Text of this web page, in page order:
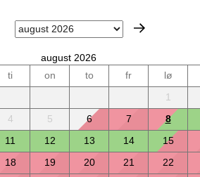
august 2026
ti on to fr lø
1
4 5 6 7 8
11 12 13 14 15
18 19 20 21 22